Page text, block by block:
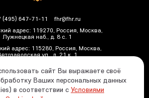
(495) 647-71-11
fhr@fhr.ru
адрес: 119270, Россия, Москва,
Лужнецкая наб., д. 8 с. 1
адрес: 115280, Россия, Москва,
ул., д. 21 к. 1
ФХР в отношении обработки и защиты
сайт Вы выражаете своё
Ваших персональных данных
в соответствии с Условиями